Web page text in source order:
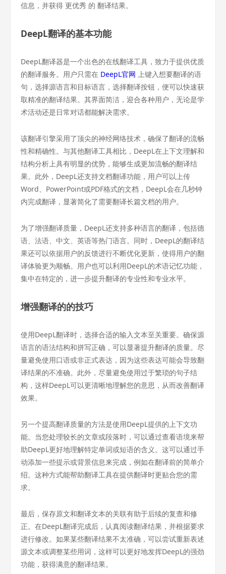
信息，并获得 更优秀 的 翻译结果。
DeepL翻译的基本功能
DeepL翻译器是一个出色的在线翻译工具，致力于提供优质
的翻译服务。用户只需在 DeepL官网 上键入想要翻译的语
句，选择源语言和目标语言，选择翻译按钮，便可以快速获
取精准的翻译结果。其界面简洁，迎合各种用户，无论是学
术活动还是日常对话都能解决需求。
该翻译引擎采用了顶尖的神经网络技术，确保了翻译的流畅
性和精确性。与其他翻译工具相比，DeepL在上下文理解和
结构分析上具有明显的优势，能够生成更加流畅的翻译结
果。此外，DeepL还支持文档翻译功能，用户可以上传
Word、PowerPoint或PDF格式的文档，DeepL会在几秒钟
内完成翻译，显著简化了需要翻译长篇文档的用户。
为了增强翻译质量，DeepL还支持多种语言的翻译，包括德
语、法语、中文、英语等热门语言。同时，DeepL的翻译结
果还可以依据用户的反馈进行不断优化更新，使得用户的翻
译体验更为顺畅。用户也可以利用DeepL的术语记忆功能，
集中在特定的，进一步提升翻译的专业性和专业水平。
增强翻译的的技巧
使用DeepL翻译时，选择合适的输入文本至关重要。确保源
语言的语法结构和拼写正确，可以显著提升翻译的质量。尽
量避免使用口语或非正式表达，因为这些表达可能会导致翻
译结果的不准确。此外，尽量避免使用过于繁琐的句子结
构，这样DeepL可以更清晰地理解您的意思，从而改善翻译
效果。
另一个提高翻译质量的方法是使用DeepL提供的上下文功
能。当您处理较长的文章或段落时，可以通过查看语境来帮
助DeepL更好地理解特定单词或短语的含义。这可以通过手
动添加一些提示或背景信息来完成，例如在翻译前的简单介
绍。这种方式能帮助翻译工具在提供翻译时更贴合您的需
求。
最后，保存原文和翻译文本的关联有助于后续的复查和修
正。在DeepL翻译完成后，认真阅读翻译结果，并根据要求
进行修改。如果某些翻译结果不太准确，可以尝试重新表述
源文本或调整某些用词，这样可以更好地发挥DeepL的强劲
功能，获得满意的翻译结果。